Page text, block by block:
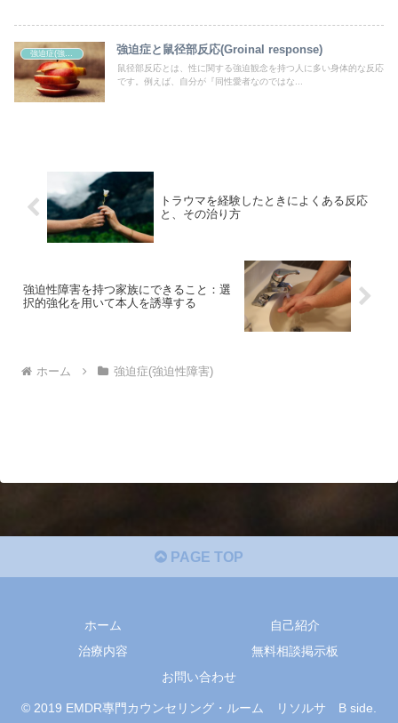
強迫症(強迫性障害) 強迫症と鼠径部反応(Groinal response)
鼠径部反応とは、性に関する強迫観念を持つ人に多い身体的な反応
です。例えば、自分が『同性愛者なのではな...
トラウマを経験したときによくある反応
と、その治り方
強迫性障害を持つ家族にできること：選
択的強化を用いて本人を誘導する
ホーム 強迫症(強迫性障害)
PAGE TOP
ホーム
自己紹介
治療内容
無料相談掲示板
お問い合わせ
© 2019 EMDR專門カウンセリング・ルーム リソルサ B side.